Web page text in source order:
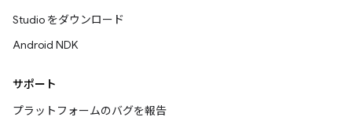
Studio をダウンロード
Android NDK
サポート
プラットフォームのバグを報告